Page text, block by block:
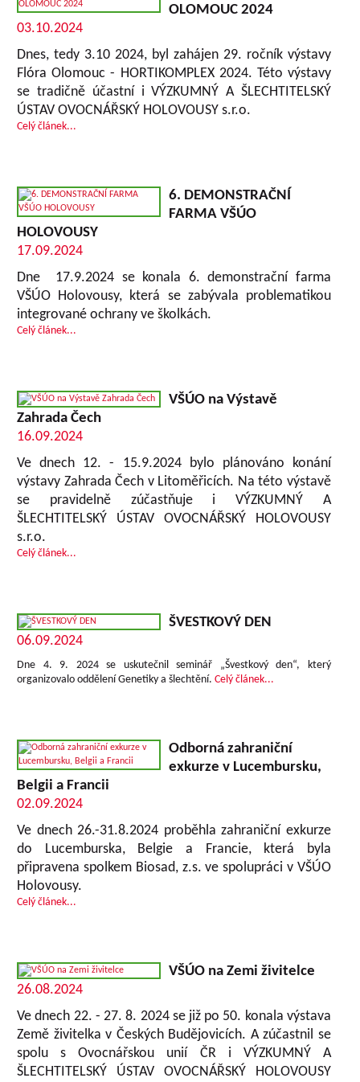
OLOMOUC 2024
03.10.2024
Dnes, tedy 3.10 2024, byl zahájen 29. ročník výstavy
Flóra Olomouc - HORTIKOMPLEX 2024. Této výstavy
se tradičně účastní i VÝZKUMNÝ A ŠLECHTITELSKÝ
ÚSTAV OVOCNÁŘSKÝ HOLOVOUSY s.r.o.
Celý článek...
6. DEMONSTRAČNÍ
FARMA VŠÚO
HOLOVOUSY
17.09.2024
Dne 17.9.2024 se konala 6. demonstrační farma
VŠÚO Holovousy, která se zabývala problematikou
integrované ochrany ve školkách.
Celý článek...
VŠÚO na Výstavě
Zahrada Čech
16.09.2024
Ve dnech 12. - 15.9.2024 bylo plánováno konání
výstavy Zahrada Čech v Litoměřicích. Na této výstavě
se pravidelně zúčastňuje i VÝZKUMNÝ A
ŠLECHTITELSKÝ ÚSTAV OVOCNÁŘSKÝ HOLOVOUSY
s.r.o.
Celý článek...
ŠVESTKOVÝ DEN
06.09.2024
Dne 4. 9. 2024 se uskutečnil seminář „Švestkový den“, který
organizovalo oddělení Genetiky a šlechtění. Celý článek...
Odborná zahraniční
exkurze v Lucembursku,
Belgii a Francii
02.09.2024
Ve dnech 26.-31.8.2024 proběhla zahraniční exkurze
do Lucemburska, Belgie a Francie, která byla
připravena spolkem Biosad, z.s. ve spolupráci v VŠÚO
Holovousy.
Celý článek...
VŠÚO na Zemi živitelce
26.08.2024
Ve dnech 22. - 27. 8. 2024 se již po 50. konala výstava
Země živitelka v Českých Budějovicích. A zúčastnil se
spolu s Ovocnářskou unií ČR i VÝZKUMNÝ A
ŠLECHTITELSKÝ ÚSTAV OVOCNÁŘSKÝ HOLOVOUSY